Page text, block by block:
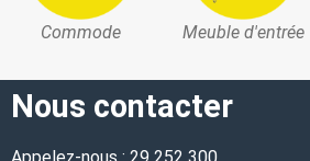
Commode Meuble d'entrée
Nous contacter